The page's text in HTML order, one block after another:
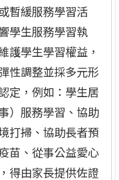
暫緩服務學習活
學生服務學習執
護學生學習權益，
性調整並採多元形
定，例如：學生居
）服務學習、協助
打掃、協助長者預
苗、從事公益愛心
得由家長提供佐證